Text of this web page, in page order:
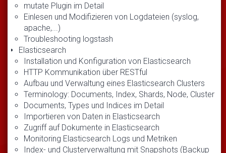
mutate Plugin im Detail
Einlesen und Modifizieren von Logdateien (syslog,
apache,...)
Troubleshooting logstash
Elasticsearch
Installation und Konfiguration von Elasticsearch
HTTP Kommunikation über RESTful
Aufbau und Verwaltung eines Elasticsearch Clusters
Terminology: Documents, Index, Shards, Node, Cluster
Documents, Types und Indices im Detail
Importieren von Daten in Elasticsearch
Zugriff auf Dokumente in Elasticsearch
Monitoring Elasticsearch Logs und Metriken
Index- und Clusterverwaltung mit Snapshots (Backup